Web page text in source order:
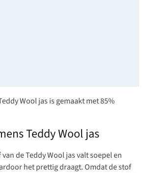
Teddy Wool jas
van de Teddy Wool jas valt soepel en
het prettig draagt. Omdat de stof